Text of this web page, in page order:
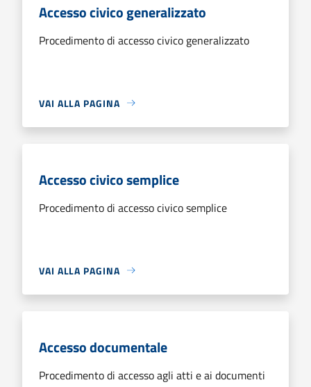
Accesso civico generalizzato
Procedimento di accesso civico generalizzato
VAI ALLA PAGINA
Accesso civico semplice
Procedimento di accesso civico semplice
VAI ALLA PAGINA
Accesso documentale
Procedimento di accesso agli atti e ai documenti